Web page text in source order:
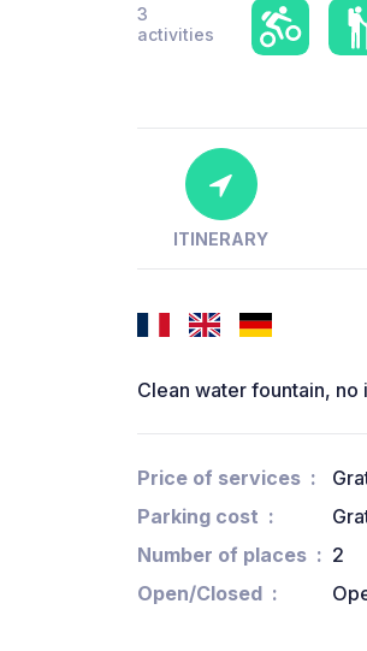
3
activities
ITINERARY
Clean water fountain,
Price of services
Parking cost
Number of places
2
Open/Closed